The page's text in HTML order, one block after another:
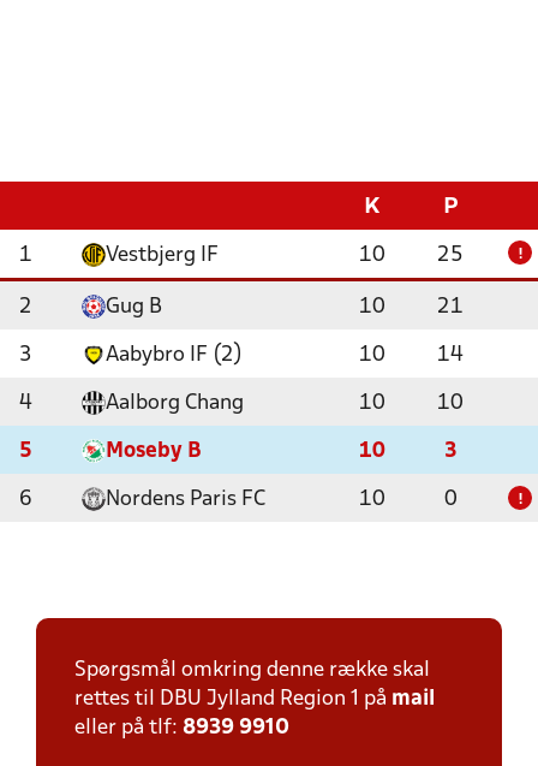
K P
1 Vestbjerg IF 10 25 !
2 Gug B 10 21
3 Aabybro IF (2) 10 14
4 Aalborg Chang 10 10
5 Moseby B 10 3
6 Nordens Paris FC 10 0 !
Spørgsmål omkring denne række skal
rettes til DBU Jylland Region 1 på mail
eller på tlf: 8939 9910